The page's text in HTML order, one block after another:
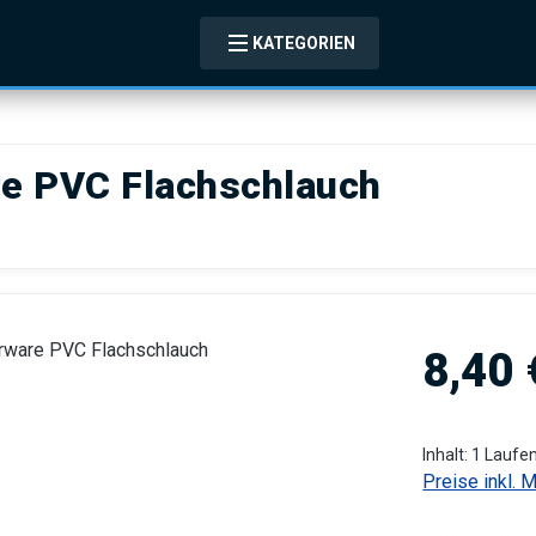
KATEGORIEN
PVC Flachschlauch
Regulärer
8,40
Inhalt: 1
Preise inkl.